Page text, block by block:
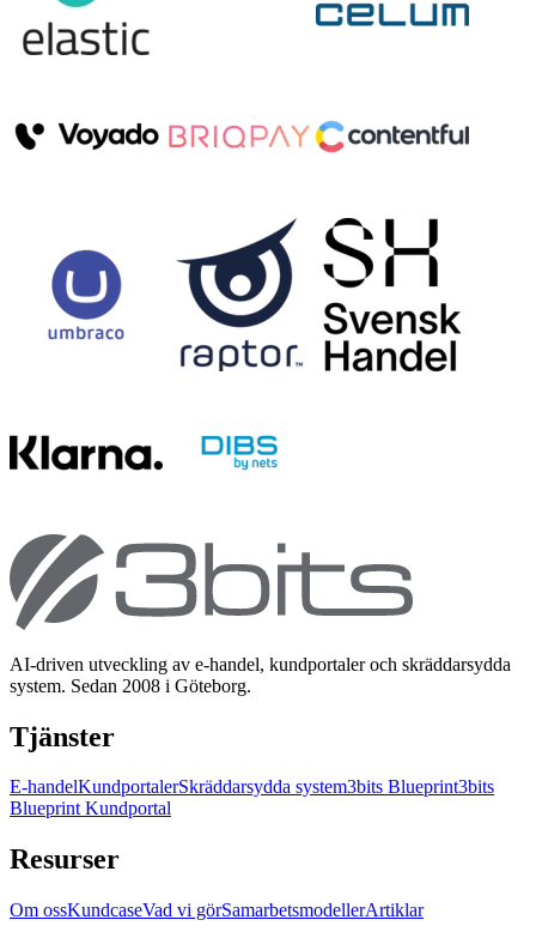
AI-driven utveckling av e-handel, kundportaler och skräddarsydda
system. Sedan 2008 i Göteborg.
Tjänster
E-handelKundportalerSkräddarsydda system3bits Blueprint3bits
Blueprint Kundportal
Resurser
Om ossKundcaseVad vi görSamarbetsmodellerArtiklar